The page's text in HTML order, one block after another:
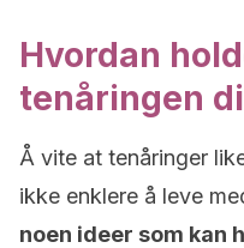
Hvordan
tenåringen
Å vite at tenåringer
ikke enklere å leve
noen ideer som kan